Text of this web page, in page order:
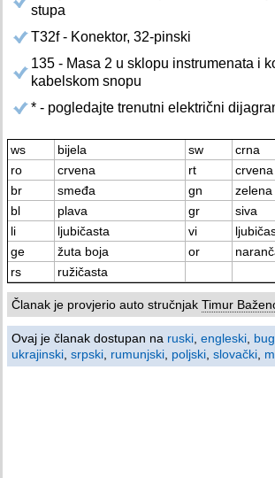
stupa
T32f - Konektor, 32-pinski
135 - Masa 2 u sklopu instrumenata i
kabelskom snopu
* - pogledajte trenutni električni
ws bijela sw
crna
ro
crvena rt
crvena
br
smeđa gn
zelena
bl
plava gr
siva
li
ljubičasta vi
ge
žuta boja or
rs
ružičasta
Članak je provjerio auto stručnjak Timur
Ovaj je članak dostupan na ruski engleski
ukrajinski srpski rumunjski poljski slovački